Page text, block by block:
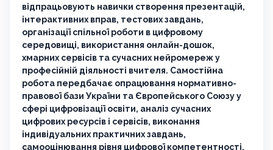
відпрацьовують навички створення презентацій,
інтерактивних вправ, тестових завдань,
організації спільної роботи в цифровому
середовищі, використання онлайн-дошок,
хмарних сервісів та сучасних нейромереж у
професійній діяльності вчителя. Самостійна
робота передбачає опрацювання нормативно-
правової бази України та Європейського Союзу у
сфері цифровізації освіти, аналіз сучасних
цифрових ресурсів і сервісів, виконання
індивідуальних практичних завдань,
самооцінювання рівня цифрової компетентності,